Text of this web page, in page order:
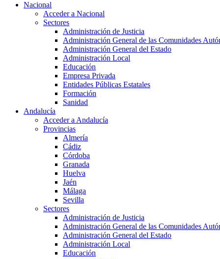
Nacional
Acceder a Nacional
Sectores
Administración de Justicia
Administración General de las Comunidades
Administración General del Estado
Administración Local
Educación
Empresa Privada
Entidades Públicas Estatales
Formación
Sanidad
Andalucía
Acceder a Andalucía
Provincias
Almería
Cádiz
Córdoba
Granada
Huelva
Jaén
Málaga
Sevilla
Sectores
Administración de Justicia
Administración General de las Comunidades
Administración General del Estado
Administración Local
Educación